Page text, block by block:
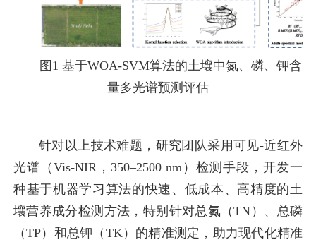
图1 基于WOA-SVM算法的土壤中氮、磷、钾含
量多光谱预测评估
针对以上技术难题，研究团队采用可见-近红外
光谱（Vis-NIR，350–2500 nm）检测手段，开发一
种基于机器学习算法的快速、低成本、高精度的土
壤营养成分检测方法，特别针对总氮（TN）、总磷
（TP）和总钾（TK）的精准测定，助力现代化精准